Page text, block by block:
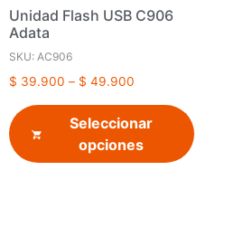
Unidad Flash USB C906
Adata
SKU: AC906
$ 39.900 – $ 49.900
Seleccionar
opciones